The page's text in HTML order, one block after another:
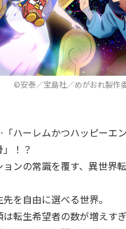
©安泰／宝島社／めがおれ製作
ハーレムかつハッピーエ
！？
ョンの常識を覆す、異世界
を自由に選べる世界。
は転生希望者の数が増えす